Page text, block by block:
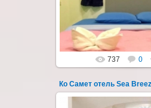
Thai-
737 0